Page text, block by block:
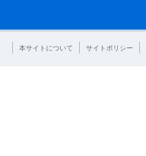
本サイトについて サイトポリシー